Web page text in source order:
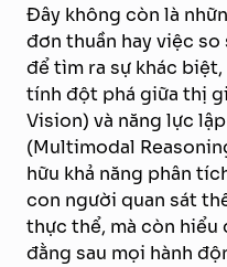
Đây không còn là
đơn thuần hay việc
để tìm ra sự khác
tính đột phá giữa thị
Vision) và năng lực
(Multimodal
hữu khả năng phân
con người quan sát
thực thể, mà còn hiểu
đằng sau mọi hành